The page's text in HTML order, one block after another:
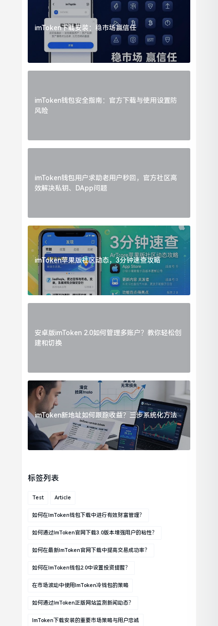
imToken下载安装：稳市场赢信任
imToken钱包安全指南：官方下载与使用设置防
风险
imToken钱包用户求助老用户秒回，官方社区高
效解决私钥、DApp问题
imToken苹果版社区动态，3分钟速查攻略
安卓版imToken 2.0如何管理多账户？教你轻松创
建和切换
imToken新地址如何跟踪收益？三步系统化方法
标签列表
Test Article
如何在imToken钱包下载中进行有效财富管理？
如何通过imToken官网下载3.0版本增强用户的粘性？
如何在最新imToken官网下载中提高交易成功率？
如何在imToken钱包2.0中设置投资提醒？
在市场波动中使用imToken冷钱包的策略
如何通过imToken正版网站监测新闻动态？
ImToken下载安装的重要市场策略与用户忠诚